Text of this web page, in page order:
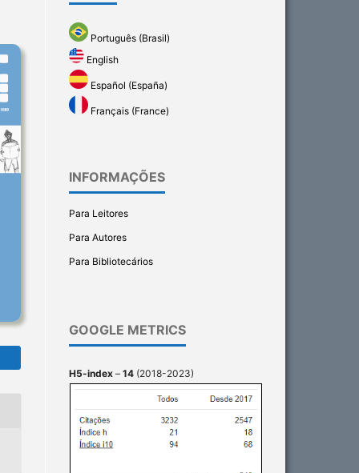
Português (Brasil)
English
Español (España)
Français (France)
INFORMAÇÕES
Para Leitores
Para Autores
Para Bibliotecários
GOOGLE METRICS
H5-index – 14 (2018-2023)